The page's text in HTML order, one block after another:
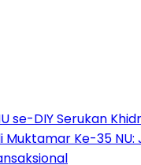
se-DIY Serukan
Ke-35 NU: